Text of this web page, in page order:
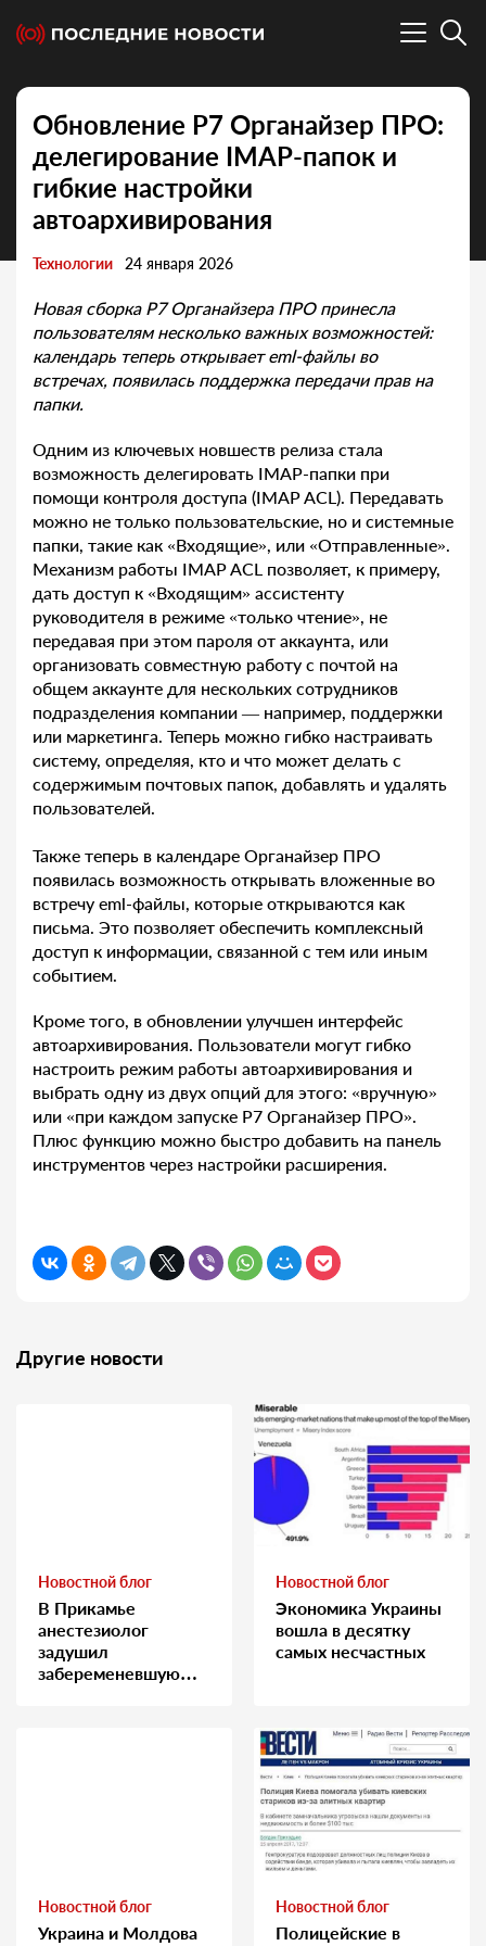
Обновление Р7 Органайзер ПРО:
делегирование IMAP-папок и
гибкие настройки
автоархивирования
Технологии 24 января 2026
Новая сборка Р7 Органайзера ПРО принесла
пользователям несколько важных возможностей:
календарь теперь открывает eml-файлы во
встречах, появилась поддержка передачи прав на
папки.
Одним из ключевых новшеств релиза стала
возможность делегировать IMAP-папки при
помощи контроля доступа (IMAP ACL). Передавать
можно не только пользовательские, но и системные
папки, такие как «Входящие», или «Отправленные».
Механизм работы IMAP ACL позволяет, к примеру,
дать доступ к «Входящим» ассистенту
руководителя в режиме «только чтение», не
передавая при этом пароля от аккаунта, или
организовать совместную работу с почтой на
общем аккаунте для нескольких сотрудников
подразделения компании — например, поддержки
или маркетинга. Теперь можно гибко настраивать
систему, определяя, кто и что может делать с
содержимым почтовых папок, добавлять и удалять
пользователей.
Также теперь в календаре Органайзер ПРО
появилась возможность открывать вложенные во
встречу eml-файлы, которые открываются как
письма. Это позволяет обеспечить комплексный
доступ к информации, связанной с тем или иным
событием.
Кроме того, в обновлении улучшен интерфейс
автоархивирования. Пользователи могут гибко
настроить режим работы автоархивирования и
выбрать одну из двух опций для этого: «вручную»
или «при каждом запуске Р7 Органайзер ПРО».
Плюс функцию можно быстро добавить на панель
инструментов через настройки расширения.
Другие новости
Новостной блог
В Прикамье
анестезиолог
задушил
забеременевшую
Новостной блог
Экономика Украины
вошла в десятку
самых несчастных
Новостной блог
Украина и Молдова
Новостной блог
Полицейские в